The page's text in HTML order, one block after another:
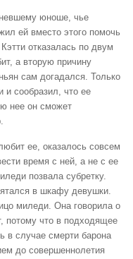
юноше, чье
ей вместо этого помочь
отказалась по двум
а вторую причину
сам догадался. Только
и сообразил, что ее
нее он сможет
ее, оказалось совсем
время с ней, а не с ее
позвала субретку.
в шкафу девушки.
миледи. Она говорила о
потому что в подходящее
в случае смерти барона
до совершеннолетия